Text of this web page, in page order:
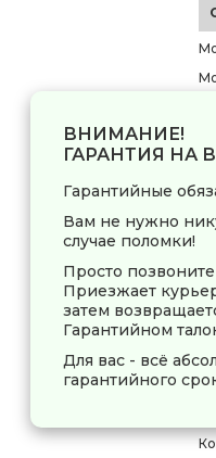
ВНИМАНИЕ!
ГАРАНТИЯ НА
Гарантийные
Вам не нужно
случае поломки!
Просто
Приезжает
затем
Гарантийном
Для вас - всё
гарантийного